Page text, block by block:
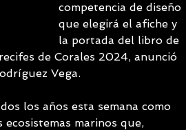
competencia de diseño
que elegirá el afiche y
la portada del libro de
de Corales 2024, anunció
Vega.
los años esta semana como
marinos que,